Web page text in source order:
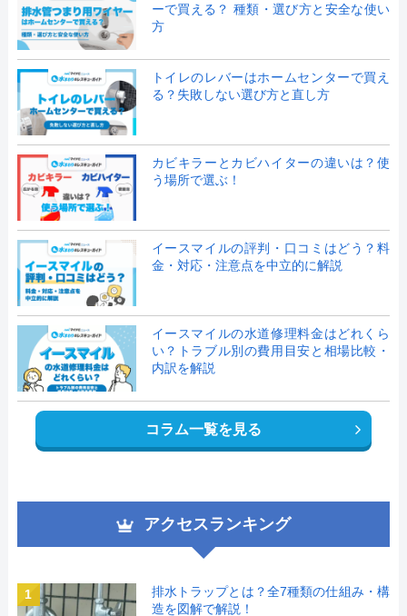
ーで買える？ 種類・選び方と安全な使い
方
トイレのレバーはホームセンターで買え
る？失敗しない選び方と直し方
カビキラーとカビハイターの違いは？使
う場所で選ぶ！
イースマイルの評判・口コミはどう？料
金・対応・注意点を中立的に解説
イースマイルの水道修理料金はどれくら
い？トラブル別の費用目安と相場比較・
内訳を解説
コラム一覧を見る
アクセスランキング
1
排水トラップとは？全7種類の仕組み・構
造を図解で解説！